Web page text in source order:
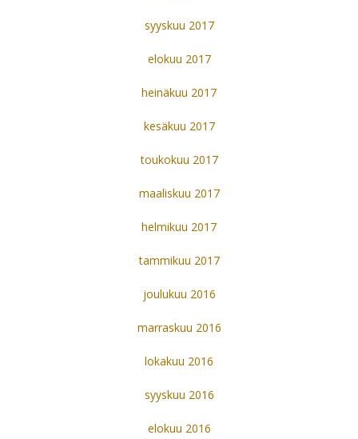
syyskuu 2017
elokuu 2017
heinäkuu 2017
kesäkuu 2017
toukokuu 2017
maaliskuu 2017
helmikuu 2017
tammikuu 2017
joulukuu 2016
marraskuu 2016
lokakuu 2016
syyskuu 2016
elokuu 2016